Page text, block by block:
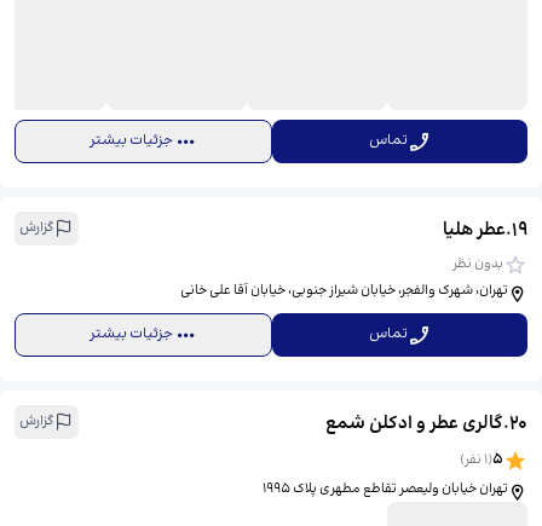
تماس جزئیات بیشتر
19
.عطر هلیا
گزارش
بدون نظر
تهران، شهرک والفجر، خیابان شیراز جنوبی، خیابان آقا علی خانی
تماس جزئیات بیشتر
20
.گالری عطر و ادکلن شمع گزارش
5
(
1 نفر)
تهران خیابان ولیعصر تقاطع مطهری پلاک 1995